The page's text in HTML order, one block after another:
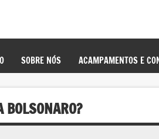
SOBRE NÓS ACAMPAMENTOS E
BOLSONARO?